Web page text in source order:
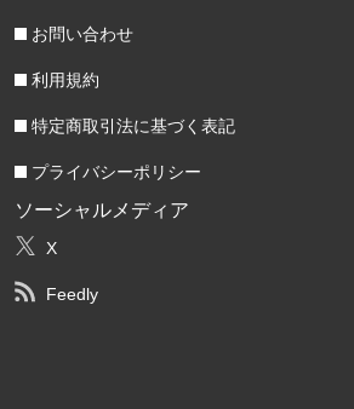
お問い合わせ
利用規約
特定商取引法に基づく表記
プライバシーポリシー
ソーシャルメディア
X
Feedly